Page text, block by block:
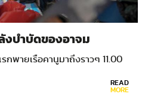
บำบัดของอาจม
กพายเรือคานูมาถึงราวๆ 11.00
READ
MORE